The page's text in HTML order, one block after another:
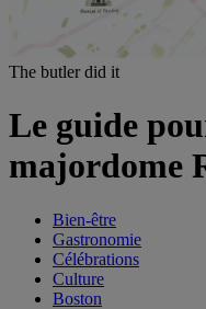
The butler did it
Le guide
majordome
Bien-être
Gastronomie
Célébrations
Culture
Boston